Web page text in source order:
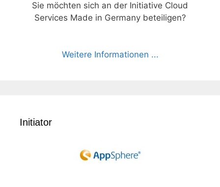
Sie möchten sich an der Initiative Cloud
Services Made in Germany beteiligen?
Weitere Informationen ...
Initiator